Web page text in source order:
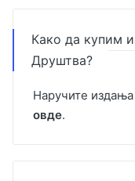
Како да купим
Друштва?
Наручите
овде.